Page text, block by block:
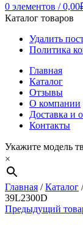
0 элементов / 0,00
Каталог товаров
Удалить
Политика
Главная
Каталог
Отзывы
О компании
Доставка и
Контакты
Укажите модель тв
×
Главная /Каталог
39L2300D
Предыдущий